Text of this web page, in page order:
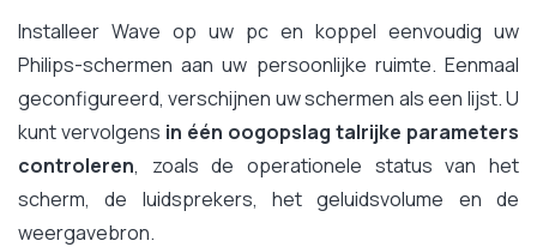
Installeer Wave op uw pc en koppel eenvoudig uw
Philips-schermen aan uw persoonlijke ruimte. Eenmaal
geconfigureerd, verschijnen uw schermen als een lijst. U
kunt vervolgens in één oogopslag talrijke parameters
controleren, zoals de operationele status van het
scherm, de luidsprekers, het geluidsvolume en de
weergavebron.